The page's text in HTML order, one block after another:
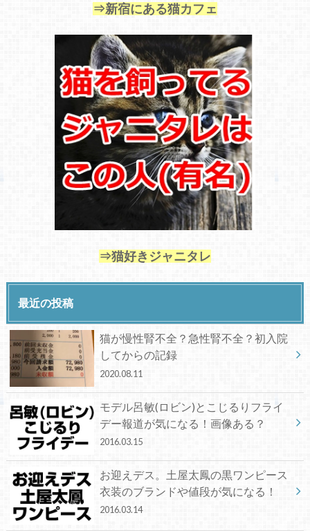
⇒新宿にある猫カフェ
⇒猫好きジャニタレ
最近の投稿
猫が慢性腎不全？急性腎不全？初入院
してからの記録
2020.08.11
モデル呂敏(ロビン)とこじるりフライ
デー報道が気になる！画像ある？
2016.03.15
お迎えデス。土屋太鳳の黒ワンピース
衣装のブランドや値段が気になる！
2016.03.14